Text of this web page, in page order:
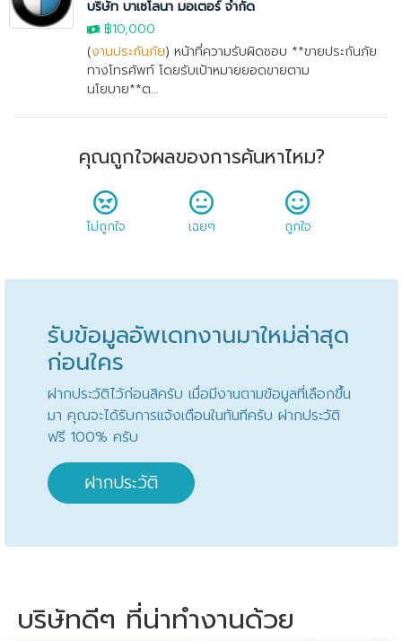
บริษัท บาเซโลนา มอเตอร์ จำกัด
฿10,000
(งานประกันภัย) หน้าที่ความรับผิดชอบ **ขายประกันภัย
ทางโทรศัพท์ โดยรับเป้าหมายยอดขายตาม
นโยบาย**ต...
คุณถูกใจผลของการค้นหาไหม?
ไม่ถูกใจ เฉยๆ ถูกใจ
รับข้อมูลอัพเดทงานมาใหม่ล่าสุด
ก่อนใคร
ฝากประวัติไว้ก่อนสิครับ เมื่อมีงานตามข้อมูลที่เลือกขึ้น
มา คุณจะได้รับการแจ้งเตือนในทันทีครับ ฝากประวัติ
ฟรี 100% ครับ
ฝากประวัติ
บริษัทดีๆ ที่น่าทำงานด้วย